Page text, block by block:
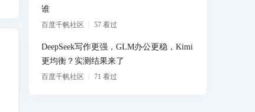
谁
百度千帆社区 57 看过
DeepSeek写作更强，GLM办公更稳，Kimi
更均衡？实测结果来了
百度千帆社区 71 看过